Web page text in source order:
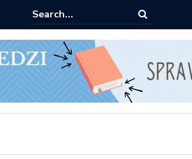
Znak: książki od 2,90 zł do zamówienia